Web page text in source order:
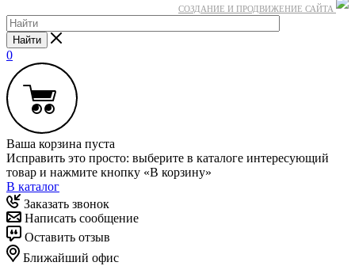
СОЗДАНИЕ И ПРОДВИЖЕНИЕ САЙТА
Найти
0
Ваша корзина пуста
Исправить это просто: выберите в каталоге интересующий
товар и нажмите кнопку «В корзину»
В каталог
Заказать звонок
Написать сообщение
Оставить отзыв
Ближайший офис